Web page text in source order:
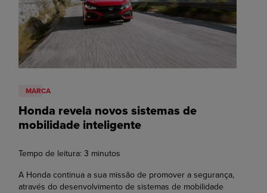
MARCA
Honda revela novos sistemas de
mobilidade inteligente
Tempo de leitura: 3 minutos
A Honda continua a sua missão de promover a segurança,
através do desenvolvimento de sistemas de mobilidade